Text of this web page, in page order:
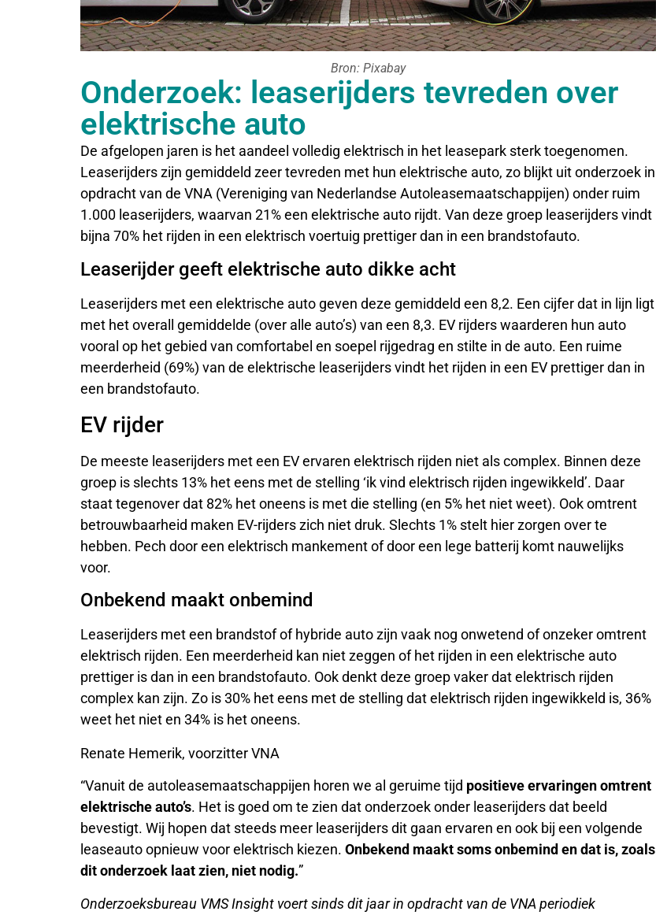
Bron: Pixabay
Onderzoek: leaserijders tevreden over
elektrische auto
De afgelopen jaren is het aandeel volledig elektrisch in het leasepark sterk toegenomen.
Leaserijders zijn gemiddeld zeer tevreden met hun elektrische auto, zo blijkt uit onderzoek in
opdracht van de VNA (Vereniging van Nederlandse Autoleasemaatschappijen) onder ruim
1.000 leaserijders, waarvan 21% een elektrische auto rijdt. Van deze groep leaserijders vindt
bijna 70% het rijden in een elektrisch voertuig prettiger dan in een brandstofauto.
Leaserijder geeft elektrische auto dikke acht
Leaserijders met een elektrische auto geven deze gemiddeld een 8,2. Een cijfer dat in lijn ligt
met het overall gemiddelde (over alle auto’s) van een 8,3. EV rijders waarderen hun auto
vooral op het gebied van comfortabel en soepel rijgedrag en stilte in de auto. Een ruime
meerderheid (69%) van de elektrische leaserijders vindt het rijden in een EV prettiger dan in
een brandstofauto.
EV rijder
De meeste leaserijders met een EV ervaren elektrisch rijden niet als complex. Binnen deze
groep is slechts 13% het eens met de stelling ‘ik vind elektrisch rijden ingewikkeld’. Daar
staat tegenover dat 82% het oneens is met die stelling (en 5% het niet weet). Ook omtrent
betrouwbaarheid maken EV-rijders zich niet druk. Slechts 1% stelt hier zorgen over te
hebben. Pech door een elektrisch mankement of door een lege batterij komt nauwelijks
voor.
Onbekend maakt onbemind
Leaserijders met een brandstof of hybride auto zijn vaak nog onwetend of onzeker omtrent
elektrisch rijden. Een meerderheid kan niet zeggen of het rijden in een elektrische auto
prettiger is dan in een brandstofauto. Ook denkt deze groep vaker dat elektrisch rijden
complex kan zijn. Zo is 30% het eens met de stelling dat elektrisch rijden ingewikkeld is, 36%
weet het niet en 34% is het oneens.
Renate Hemerik, voorzitter VNA
“Vanuit de autoleasemaatschappijen horen we al geruime tijd positieve ervaringen omtrent
elektrische auto’s. Het is goed om te zien dat onderzoek onder leaserijders dat beeld
bevestigt. Wij hopen dat steeds meer leaserijders dit gaan ervaren en ook bij een volgende
leaseauto opnieuw voor elektrisch kiezen. Onbekend maakt soms onbemind en dat is, zoals
dit onderzoek laat zien, niet nodig.”
Onderzoeksbureau VMS Insight voert sinds dit jaar in opdracht van de VNA periodiek